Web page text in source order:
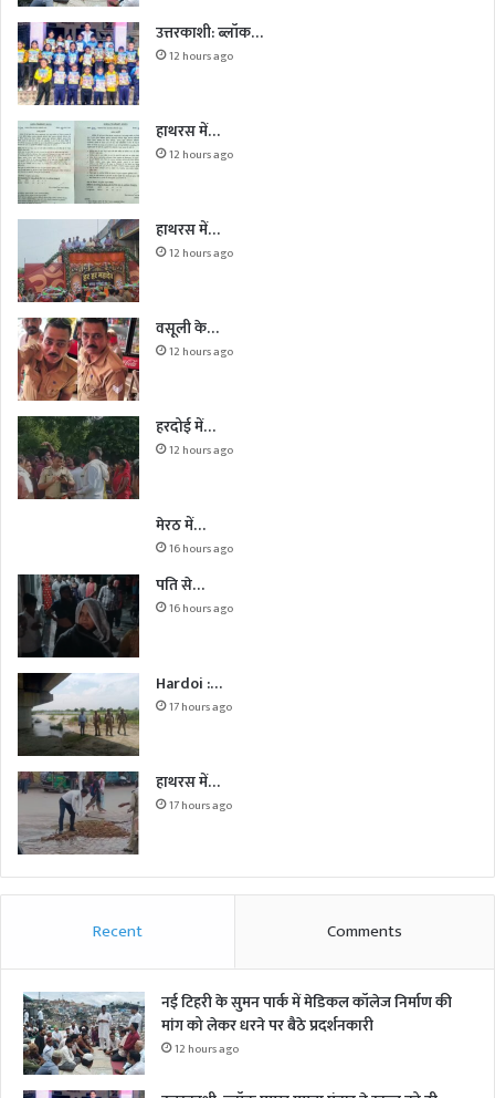
उत्तरकाशी: ब्लॉक…
12 hours ago
हाथरस में…
12 hours ago
हाथरस में…
12 hours ago
वसूली के…
12 hours ago
हरदोई में…
12 hours ago
मेरठ में…
16 hours ago
पति से…
16 hours ago
Hardoi :…
17 hours ago
हाथरस में…
17 hours ago
Recent Comments
नई टिहरी के सुमन पार्क में मेडिकल कॉलेज निर्माण की
मांग को लेकर धरने पर बैठे प्रदर्शनकारी
12 hours ago